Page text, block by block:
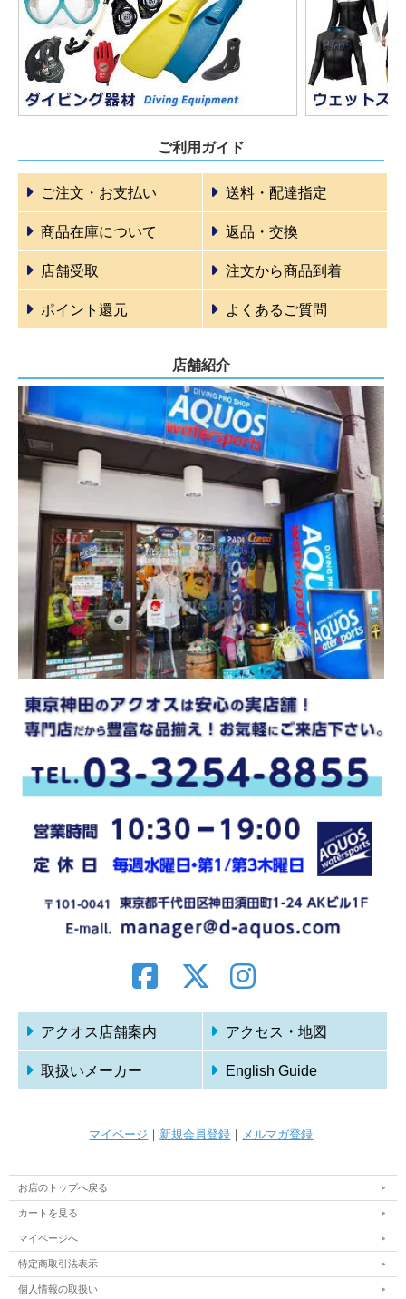
ご利用ガイド
ご注文・お支払い 送料・配達指定
商品在庫について 返品・交換
店舗受取 注文から商品到着
ポイント還元 よくあるご質問
店舗紹介
アクオス店舗案内 アクセス・地図
取扱いメーカー English Guide
マイページ ｜ 新規会員登録 ｜ メルマガ登録
お店のトップへ戻る
カートを見る
マイページへ
特定商取引法表示
個人情報の取扱い